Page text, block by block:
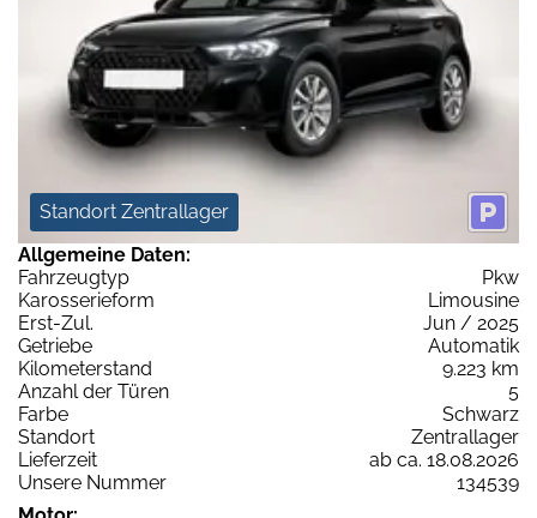
Standort Zentrallager
Allgemeine Daten:
Fahrzeugtyp
Pkw
Karosserieform
Limousine
Erst-Zul.
Jun / 2025
Getriebe
Automatik
Kilometerstand
9.223 km
Anzahl der Türen
5
Farbe
Schwarz
Standort
Zentrallager
Lieferzeit
ab ca. 18.08.2026
Unsere Nummer
134539